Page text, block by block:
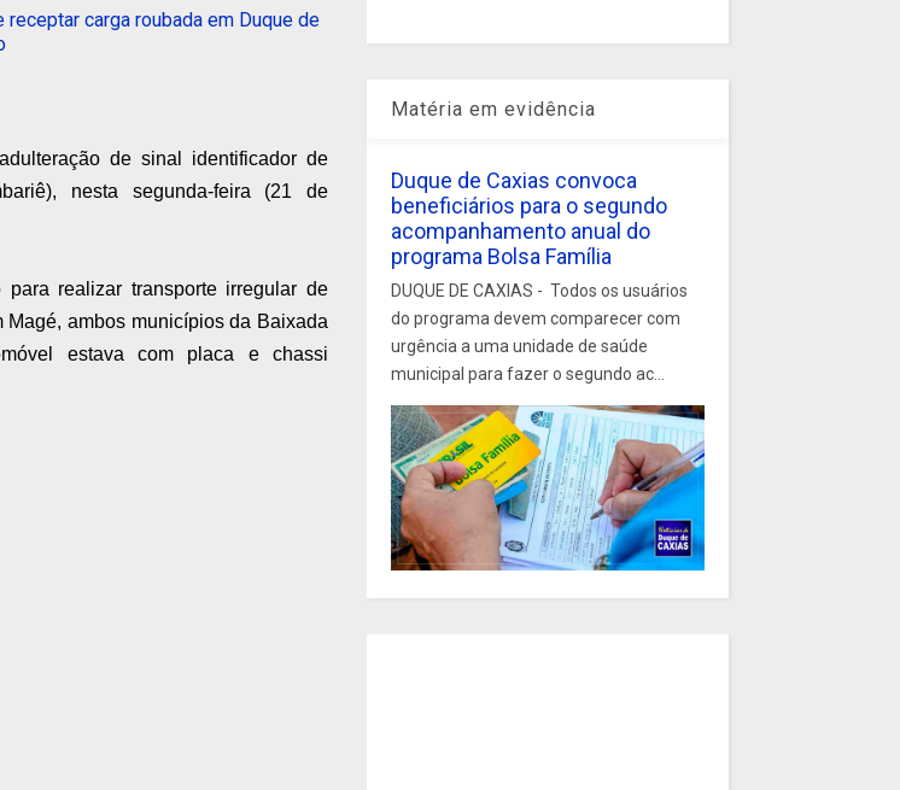
receptar carga roubada em Duque de
de sinal identificador de
nesta segunda-feira (21 de
realizar transporte irregular de
ambos municípios da Baixada
estava com placa e chassi
Matéria em evidência
Duque de Caxias convoca
beneficiários para o segundo
acompanhamento anual do
programa Bolsa Família
DUQUE DE CAXIAS - Todos os usuários
do programa devem comparecer com
urgência a uma unidade de saúde
municipal para fazer o segundo ac...